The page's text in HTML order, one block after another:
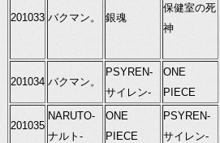
201033 バクマン。 銀魂
保健室の死
神
201034 バクマン。
PSYREN-
サイレン-
ONE
PIECE
201035
NARUTO-
ナルト-
ONE
PIECE
PSYREN-
サイレン-